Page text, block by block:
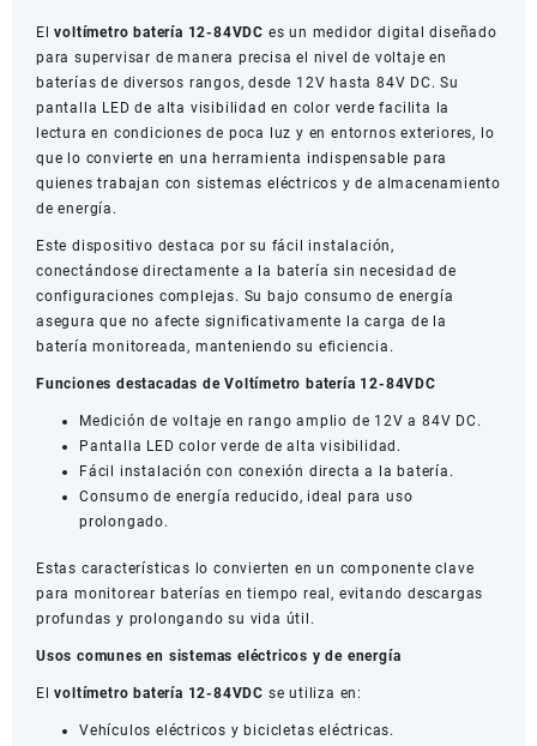
Elvoltímetro batería 12-84VDC es un medidor digital diseñado
para supervisar de manera precisa el nivel de voltaje en
baterías de diversos rangos, desde 12V hasta 84V DC. Su
pantalla LED de alta visibilidad en color verde facilita la
lectura en condiciones de poca luz y en entornos exteriores, lo
que lo convierte en una herramienta indispensable para
quienes trabajan con sistemas eléctricos y de almacenamiento
de energía.
Este dispositivo destaca por su fácil instalación,
conectándose directamente a la batería sin necesidad de
configuraciones complejas. Su bajo consumo de energía
asegura que no afecte significativamente la carga de la
batería monitoreada, manteniendo su eficiencia.
Funciones destacadas de Voltímetro batería 12-84VDC
Medición de voltaje en rango amplio de 12V a 84V DC.
Pantalla LED color verde de alta visibilidad.
Fácil instalación con conexión directa a la batería.
Consumo de energía reducido, ideal para uso
prolongado.
Estas características lo convierten en un componente clave
para monitorear baterías en tiempo real, evitando descargas
profundas y prolongando su vida útil.
Usos comunes en sistemas eléctricos y de energía
Elvoltímetro batería 12-84VDC se utiliza en:
Vehículos eléctricos y bicicletas eléctricas.